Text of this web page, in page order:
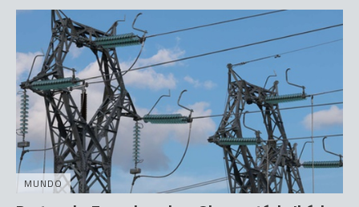
MUNDO